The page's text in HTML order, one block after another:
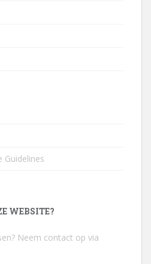
Guidelines
WEBSITE?
Neem contact op via